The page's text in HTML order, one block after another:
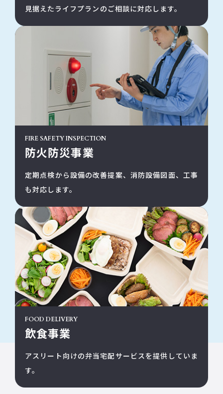
見据えたライフプランのご相談に対応します。
FIRE SAFETY INSPECTION
防火防災事業
定期点検から設備の改善提案、消防設備図面、工事
も対応します。
FOOD DELIVERY
飲食事業
アスリート向けの弁当宅配サービスを提供していま
す。